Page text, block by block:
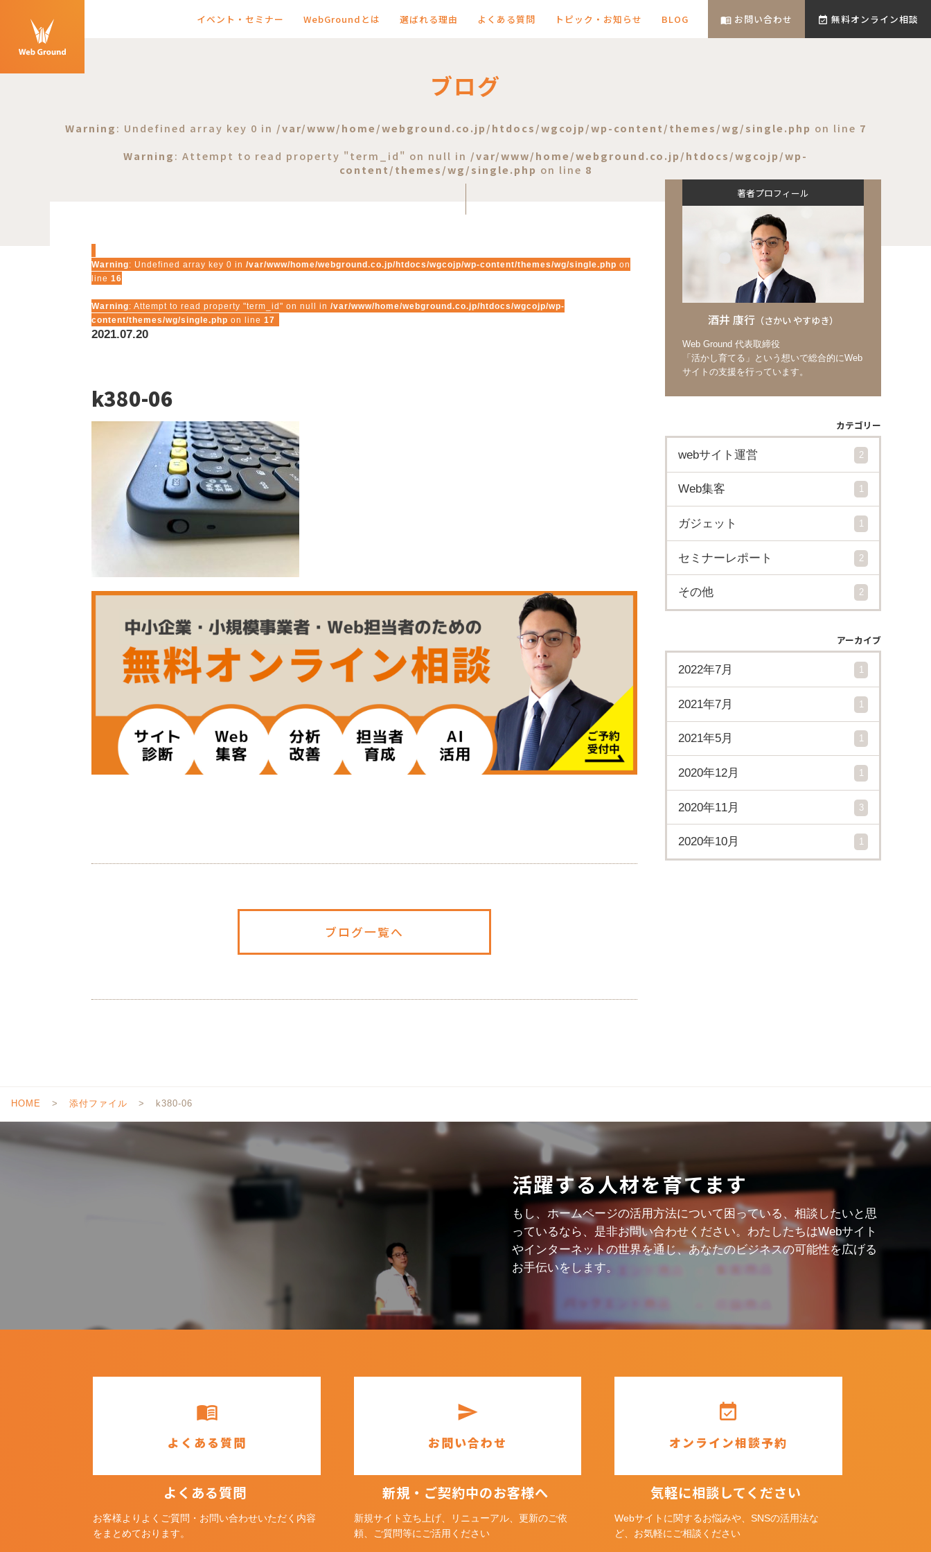
イベント・セミナー WebGroundとは 選ばれる理由 よくある質問 トピック・お知らせ BLOG menu_book お問い合わせ event_available 無料オンライン相談
ブログ
Warning: Undefined array key 0 in /var/www/home/webground.co.jp/htdocs/wgcojp/wp-content/themes/wg/single.php on line 7
Warning: Attempt to read property "term_id" on null in /var/www/home/webground.co.jp/htdocs/wgcojp/wp-
content/themes/wg/single.php on line 8
Warning: Undefined array key 0 in /var/www/home/webground.co.jp/htdocs/wgcojp/wp-content/themes/wg/single.php on
line 16
Warning: Attempt to read property "term_id" on null in /var/www/home/webground.co.jp/htdocs/wgcojp/wp-
content/themes/wg/single.php on line 17
2021.07.20
k380-06
ブログ一覧へ
著者プロフィール
酒井 康行 （さかい やすゆき）
Web Ground 代表取締役
「活かし育てる」という想いで総合的にWeb
サイトの支援を行っています。
カテゴリー
webサイト運営 2
Web集客 1
ガジェット 1
セミナーレポート 2
その他 2
アーカイブ
2022年7月 1
2021年7月 1
2021年5月 1
2020年12月 1
2020年11月 3
2020年10月 1
HOME 添付ファイル k380-06
活躍する人材を育てます
もし、ホームページの活用方法について困っている、相談したいと思
っているなら、是非お問い合わせください。わたしたちはWebサイト
やインターネットの世界を通じ、あなたのビジネスの可能性を広げる
お手伝いをします。
menu_book
よくある質問
よくある質問
お客様よりよくご質問・お問い合わせいただく内容
をまとめております。
send
お問い合わせ
新規・ご契約中のお客様へ
新規サイト立ち上げ、リニューアル、更新のご依
頼、ご質問等にご活用ください
event_available
オンライン相談予約
気軽に相談してください
Webサイトに関するお悩みや、SNSの活用法な
ど、お気軽にご相談ください